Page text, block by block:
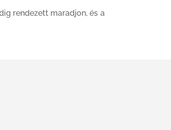
rendezett maradjon, és a